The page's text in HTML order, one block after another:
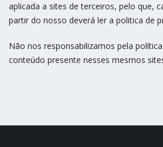
aplicada a sites de terceiros, pelo que,
partir do nosso deverá ler a politica de
Não nos responsabilizamos pela
conteúdo presente nesses mesmos